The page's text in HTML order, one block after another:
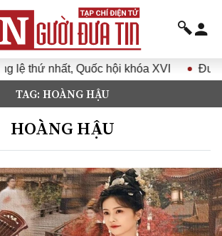
XVI Đưa Nghị quyết Đại hội
TAG: HOÀNG HẬU
HOÀNG HẬU